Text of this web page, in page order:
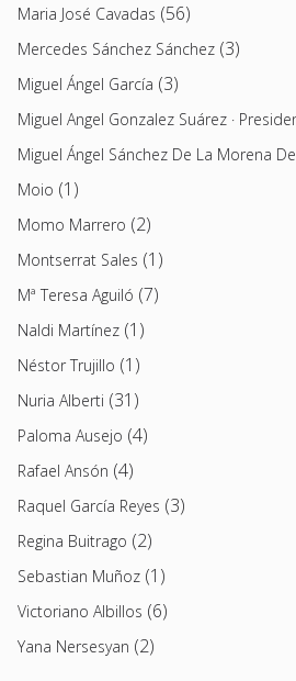
Maria José Cavadas (56)
Mercedes Sánchez Sánchez (3)
Miguel Ángel García (3)
Miguel Angel Gonzalez Suárez ·
Miguel Ángel Sánchez De La Morena
Moio (1)
Momo Marrero (2)
Montserrat Sales (1)
Mª Teresa Aguiló (7)
Naldi Martínez (1)
Néstor Trujillo (1)
Nuria Alberti (31)
Paloma Ausejo (4)
Rafael Ansón (4)
Raquel García Reyes (3)
Regina Buitrago (2)
Sebastian Muñoz (1)
Victoriano Albillos (6)
Yana Nersesyan (2)